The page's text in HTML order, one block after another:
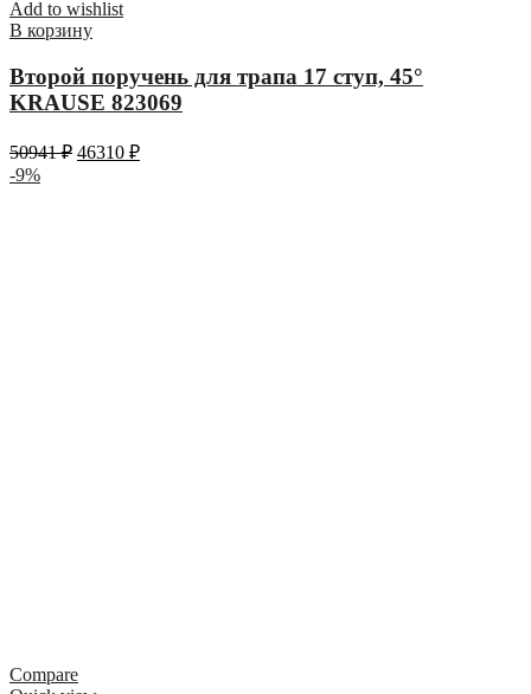
Add to wishlist
В корзину
Второй поручень для трапа 17 ступ, 45°
KRAUSE 823069
50941₽ 46310 ₽
-9%
Compare